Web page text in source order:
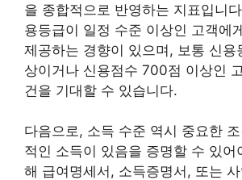
을 종합적으로 반영하는 지표입니
용등급이 일정 수준 이상인 고객에
제공하는 경향이 있으며, 보통 신용
상이거나 신용점수 700점 이상인
건을 기대할 수 있습니다.
다음으로, 소득 수준 역시 중요한
적인 소득이 있음을 증명할 수 있어
해 급여명세서, 소득증명서, 또는